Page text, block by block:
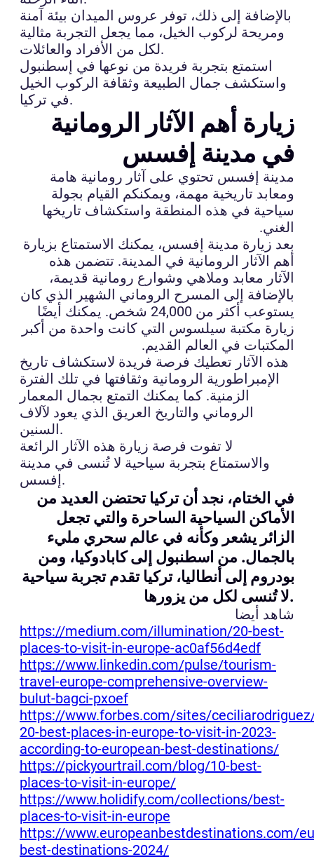
بالإضافة إلى ذلك، توفر عروس الميدان بيئة آمنة
ومريحة لركوب الخيل، مما يجعل التجربة مثالية
لكل من الأفراد والعائلات.
استمتع بتجربة فريدة من نوعها في إسطنبول
واستكشف جمال الطبيعة وثقافة الركوب الخيل
في تركيا.
زيارة أهم الآثار الرومانية
في مدينة إفسس
مدينة إفسس تحتوي على آثار رومانية هامة
ومعابد تاريخية مهمة، ويمكنكم القيام بجولة
سياحية في هذه المنطقة واستكشاف تاريخها
الغني.
بعد زيارة مدينة إفسس، يمكنك الاستمتاع بزيارة
أهم الآثار الرومانية في المدينة. تتضمن هذه
الآثار معابد وملاهي وشوارع رومانية قديمة،
بالإضافة إلى المسرح الروماني الشهير الذي كان
يستوعب أكثر من 24,000 شخص. يمكنك أيضًا
زيارة مكتبة سيلسوس التي كانت واحدة من أكبر
المكتبات في العالم القديم.
هذه الآثار تعطيك فرصة فريدة لاستكشاف تاريخ
الإمبراطورية الرومانية وثقافتها في تلك الفترة
الزمنية. كما يمكنك التمتع بجمال المعمار
الروماني والتاريخ العريق الذي يعود لآلاف
السنين.
لا تفوت فرصة زيارة هذه الآثار الرائعة
والاستمتاع بتجربة سياحية لا تُنسى في مدينة
إفسس.
في الختام، نجد أن تركيا تحتضن العديد من
الأماكن السياحية الساحرة والتي تجعل
الزائر يشعر وكأنه في عالم سحري مليء
بالجمال. من اسطنبول إلى كابادوكيا، ومن
بودروم إلى أنطاليا، تركيا تقدم تجربة سياحية
لا تُنسى لكل من يزورها.
شاهد أيضا
https://medium.com/illumination/20-best-
places-to-visit-in-europe-ac0af56d4edf
https://www.linkedin.com/pulse/tourism-
travel-europe-comprehensive-overview-
bulut-bagci-pxoef
https://www.forbes.com/sites/
20-best-places-in-europe-to-visit-in-2023-
according-to-european-best-destinations/
https://pickyourtrail.com/blog/10-best-
places-to-visit-in-europe/
https://www.holidify.com/collections/best-
places-to-visit-in-europe
https://www.europeanbestdestinations.com/
best-destinations-2024/